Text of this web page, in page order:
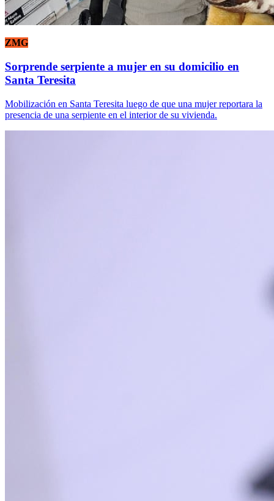
ZMG
Sorprende serpiente a mujer en su domicilio en
Santa Teresita
Mobilización en Santa Teresita luego de que una mujer reportara la
presencia de una serpiente en el interior de su vivienda.